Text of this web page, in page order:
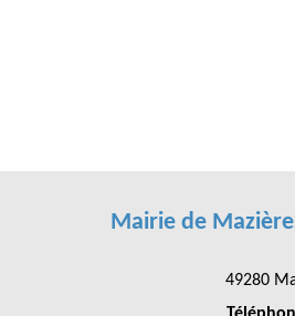
Mairie de
49280